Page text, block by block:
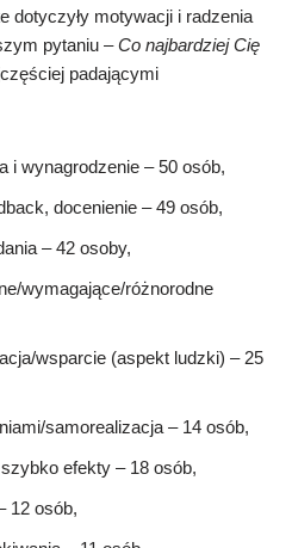
dotyczyły motywacji i radzenia
pytaniu –Co najbardziej Cię
padającymi
i wynagrodzenie – 50 osób,
docenienie – 49 osób,
– 42 osoby,
wymagające/różnorodne
wsparcie (aspekt ludzki) – 25
samorealizacja – 14 osób,
efekty – 18 osób,
12 osób,